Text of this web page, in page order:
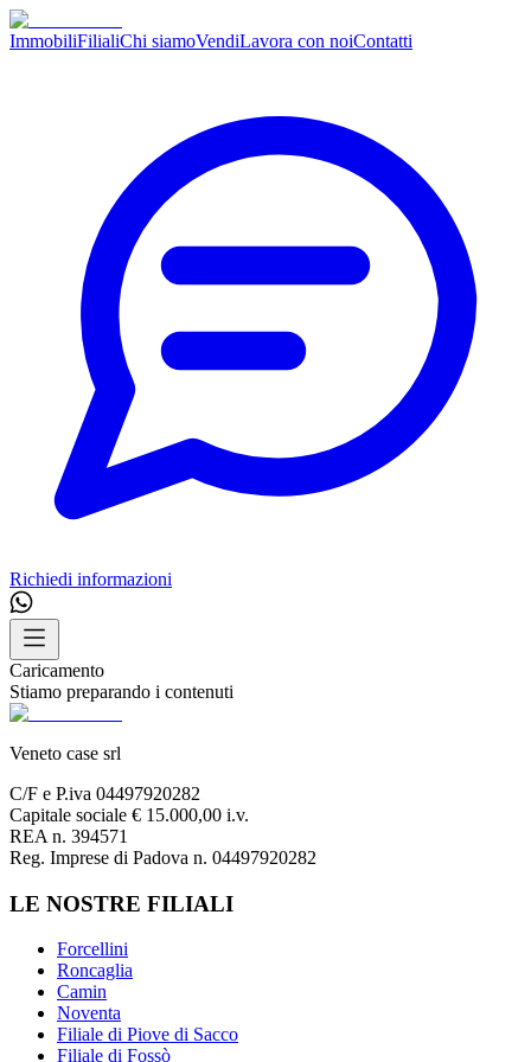
ImmobiliFilialiChi siamoVendiLavora con noiContatti
Richiedi informazioni
Caricamento
Stiamo preparando i contenuti
Veneto case srl
C/F e P.iva 04497920282
Capitale sociale € 15.000,00 i.v.
REA n. 394571
Reg. Imprese di Padova n. 04497920282
LE NOSTRE FILIALI
Forcellini
Roncaglia
Camin
Noventa
Filiale di Piove di Sacco
Filiale di Fossò